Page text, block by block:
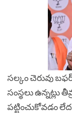
సల్కం చెరువు
సంస్థలు ఉన్నట్లు
పట్టించుకోవడం